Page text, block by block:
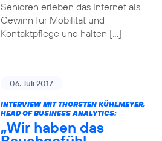
Senioren erleben das Internet als
Gewinn für Mobilität und
Kontaktpflege und halten […]
06. Juli 2017
INTERVIEW MIT THORSTEN KÜHLMEYER,
HEAD OF BUSINESS ANALYTICS:
„Wir haben das